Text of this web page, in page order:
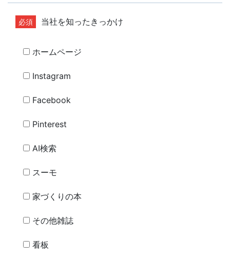
当社を知ったきっかけ
ホームページ
Instagram
Facebook
Pinterest
AI検索
スーモ
家づくりの本
その他雑誌
看板